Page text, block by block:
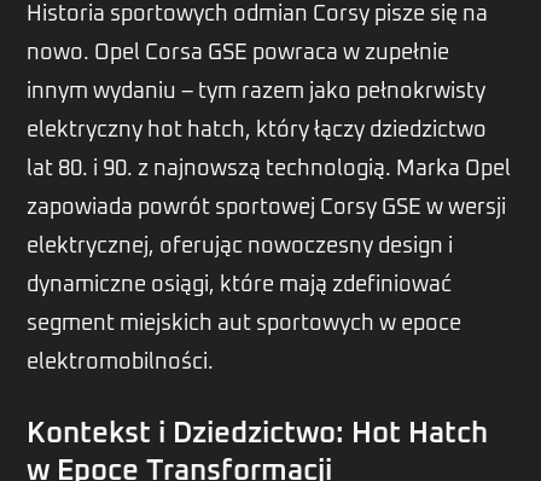
Historia sportowych odmian Corsy pisze się na
nowo. Opel Corsa GSE powraca w zupełnie
innym wydaniu – tym razem jako pełnokrwisty
elektryczny hot hatch, który łączy dziedzictwo
lat 80. i 90. z najnowszą technologią. Marka Opel
zapowiada powrót sportowej Corsy GSE w wersji
elektrycznej, oferując nowoczesny design i
dynamiczne osiągi, które mają zdefiniować
segment miejskich aut sportowych w epoce
elektromobilności.
Kontekst i Dziedzictwo: Hot Hatch
w Epoce Transformacji